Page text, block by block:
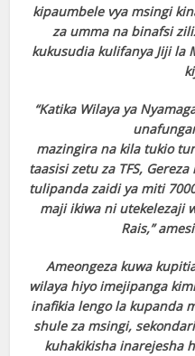
kipaumbele vya msingi
za umma na binafsi
kukusudia kulifanya Jiji la
“Katika Wilaya ya
mazingira na kila tukio
taasisi zetu za TFS, Gereza
tulipanda zaidi ya miti
maji ikiwa ni utekelezaji
Rais,”
Ameongeza kuwa
wilaya hiyo imejipanga
inafikia lengo la kupanda
shuleza msingi,
kuhakikisha inarejesha